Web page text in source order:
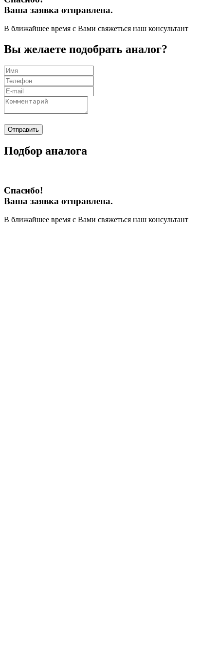
Ваша заявка отправлена.
В ближайшее время с Вами свяжеться наш консультант
Вы желаете подобрать аналог?
Отправить
Подбор аналога
Спасибо!
Ваша заявка отправлена.
В ближайшее время с Вами свяжеться наш консультант